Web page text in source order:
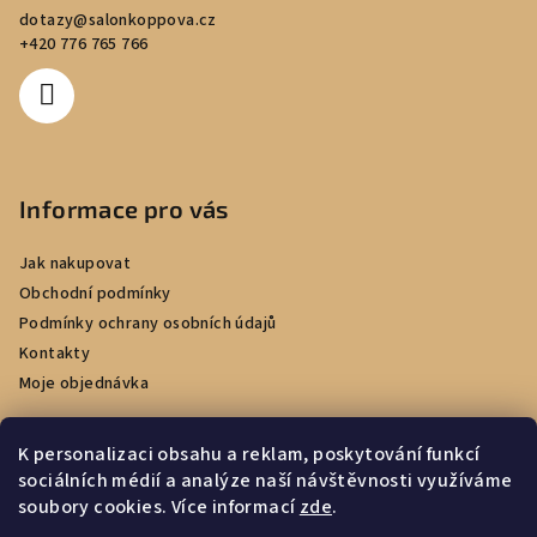
K personalizaci obsahu a reklam, poskytování funkcí
sociálních médií a analýze naší návštěvnosti využíváme
soubory cookies. Více informacízde.
dotazy@salonkoppova.cz
+420 776 765 766
Informace pro vás
Jak nakupovat
Obchodní podmínky
Podmínky ochrany osobních údajů
Kontakty
Moje objednávka
Facebook